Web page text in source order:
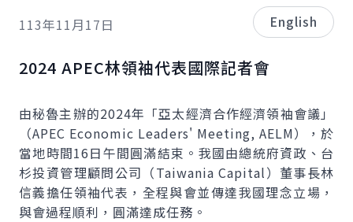
113年11月17日 English
2024 APEC林領袖代表國際記者會
由秘魯主辦的2024年「亞太經濟合作經濟領袖會議」
（APEC Economic Leaders' Meeting, AELM），於
當地時間16日午間圓滿結束。我國由總統府資政、台
杉投資管理顧問公司（Taiwania Capital）董事長林
信義擔任領袖代表，全程與會並傳達我國理念立場，
與會過程順利，圓滿達成任務。